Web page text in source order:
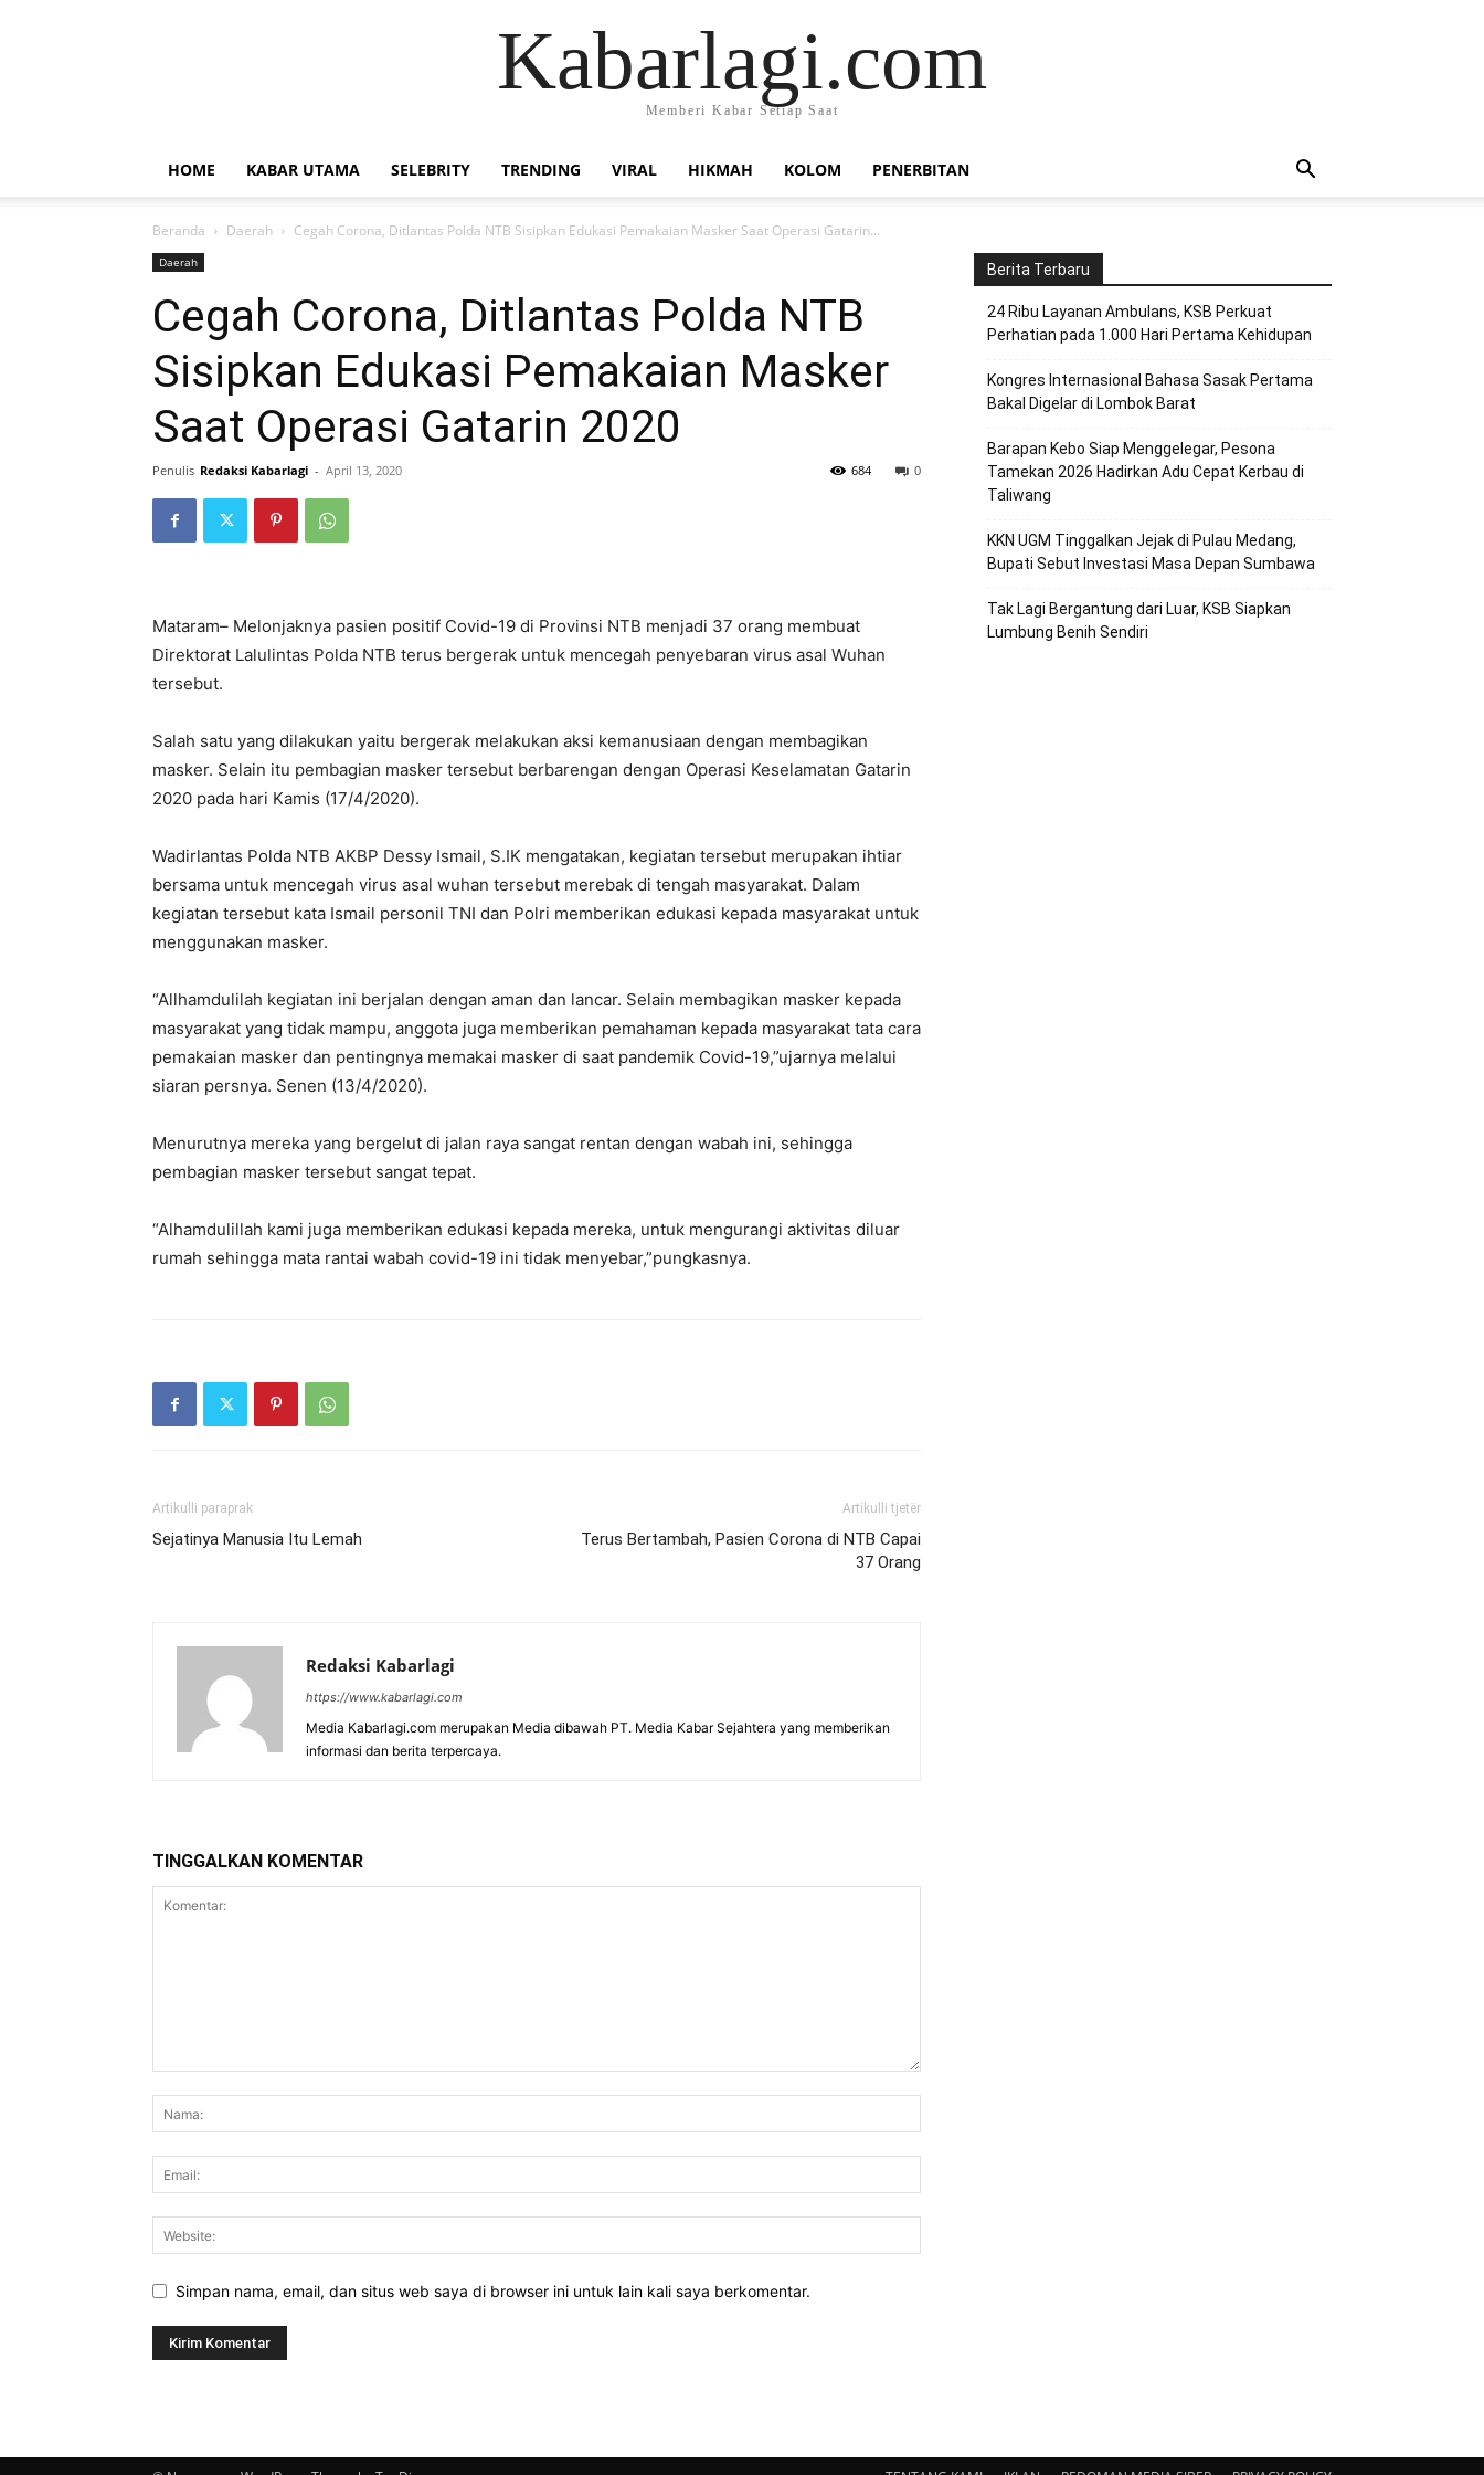
Kabarlagi.com
Memberi Kabar Setiap Saat
HOME KABAR UTAMA SELEBRITY TRENDING VIRAL HIKMAH KOLOM PENERBITAN
Beranda Daerah Cegah Corona, Ditlantas Polda NTB Sisipkan Edukasi Pemakaian Masker Saat Operasi Gatarin...
Daerah
Cegah Corona, Ditlantas Polda NTB
Sisipkan Edukasi Pemakaian Masker
Saat Operasi Gatarin 2020
Penulis Redaksi Kabarlagi - April 13, 2020 0
684
Mataram– Melonjaknya pasien positif Covid-19 di Provinsi NTB menjadi 37 orang membuat
Direktorat Lalulintas Polda NTB terus bergerak untuk mencegah penyebaran virus asal Wuhan
tersebut.
Salah satu yang dilakukan yaitu bergerak melakukan aksi kemanusiaan dengan membagikan
masker. Selain itu pembagian masker tersebut berbarengan dengan Operasi Keselamatan Gatarin
2020 pada hari Kamis (17/4/2020).
Wadirlantas Polda NTB AKBP Dessy Ismail, S.IK mengatakan, kegiatan tersebut merupakan ihtiar
bersama untuk mencegah virus asal wuhan tersebut merebak di tengah masyarakat. Dalam
kegiatan tersebut kata Ismail personil TNI dan Polri memberikan edukasi kepada masyarakat untuk
menggunakan masker.
“Allhamdulilah kegiatan ini berjalan dengan aman dan lancar. Selain membagikan masker kepada
masyarakat yang tidak mampu, anggota juga memberikan pemahaman kepada masyarakat tata cara
pemakaian masker dan pentingnya memakai masker di saat pandemik Covid-19,”ujarnya melalui
siaran persnya. Senen (13/4/2020).
Menurutnya mereka yang bergelut di jalan raya sangat rentan dengan wabah ini, sehingga
pembagian masker tersebut sangat tepat.
“Alhamdulillah kami juga memberikan edukasi kepada mereka, untuk mengurangi aktivitas diluar
rumah sehingga mata rantai wabah covid-19 ini tidak menyebar,”pungkasnya.
Artikulli paraprak
Sejatinya Manusia Itu Lemah
Artikulli tjetër
Terus Bertambah, Pasien Corona di NTB Capai
37 Orang
Redaksi Kabarlagi
https://www.kabarlagi.com
Media Kabarlagi.com merupakan Media dibawah PT. Media Kabar Sejahtera yang memberikan
informasi dan berita terpercaya.
TINGGALKAN KOMENTAR
Simpan nama, email, dan situs web saya di browser ini untuk lain kali saya berkomentar.
Berita Terbaru
24 Ribu Layanan Ambulans, KSB Perkuat
Perhatian pada 1.000 Hari Pertama Kehidupan
Kongres Internasional Bahasa Sasak Pertama
Bakal Digelar di Lombok Barat
Barapan Kebo Siap Menggelegar, Pesona
Tamekan 2026 Hadirkan Adu Cepat Kerbau di
Taliwang
KKN UGM Tinggalkan Jejak di Pulau Medang,
Bupati Sebut Investasi Masa Depan Sumbawa
Tak Lagi Bergantung dari Luar, KSB Siapkan
Lumbung Benih Sendiri